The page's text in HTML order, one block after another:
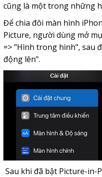
cũng là một trong những
Để chia đôi màn hình
Picture, người dùng mở
=> "Hình trong hình", sau
động lên".
Sau khi đã bật Picture-in-